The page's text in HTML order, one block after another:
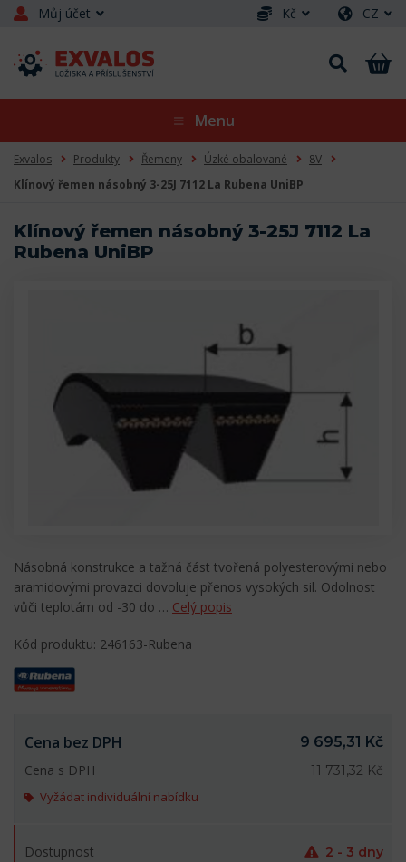
Můj účet Kč CZ
Menu
Exvalos Produkty Řemeny Úzké obalované
8V
Klínový řemen násobný 3-25J 7112 La Rubena UniBP
Klínový řemen násobný 3-25J 7112 La
Rubena UniBP
Násobná konstrukce a tažná část tvořená polyesterovými nebo
aramidovými provazci dovoluje přenos vysokých sil. Odolnost
vůči teplotám od -30 do … Celý popis
Kód produktu: 246163-Rubena
Cena bez DPH
9 695,31 Kč
Cena s DPH
11 731,32 Kč
Vyžádat individuální nabídku
Dostupnost 2 - 3 dny